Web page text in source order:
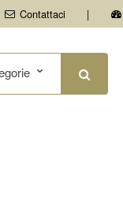
Contattaci